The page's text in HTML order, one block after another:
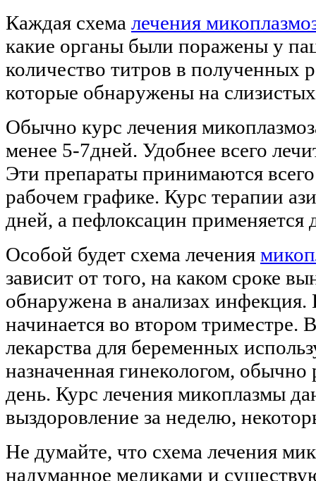
Каждая схема лечения
какие органы были поражены у
количество титров в полученных
которые обнаружены на
Обычно курс лечения
менее 5-7дней. Удобнее всего
Эти препараты принимаются
рабочем графике. Курс терапии
дней, а пефлоксацин применяется
Особой будет схема лечения
зависит от того, на каком сроке
обнаружена в анализах
начинается во втором триместре.
лекарства для беременных
назначенная гинекологом, обычно
день. Курс лечения микоплазмы
выздоровление за неделю,
Не думайте, что схема лечения
надуманное медиками и